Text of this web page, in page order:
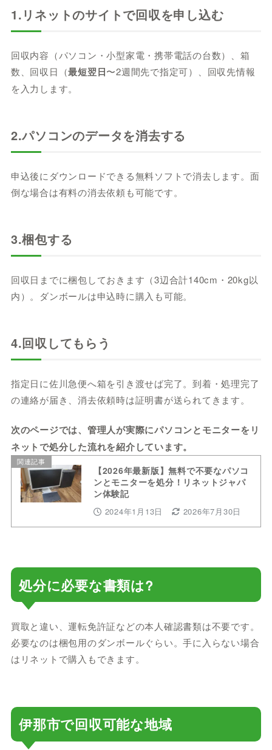
1.リネットのサイトで回収を申し込む
回収内容（パソコン・小型家電・携帯電話の台数）、箱
数、回収日（最短翌日〜2週間先で指定可）、回収先情報
を入力します。
2.パソコンのデータを消去する
申込後にダウンロードできる無料ソフトで消去します。面
倒な場合は有料の消去依頼も可能です。
3.梱包する
回収日までに梱包しておきます（3辺合計140cm・20kg以
内）。ダンボールは申込時に購入も可能。
4.回収してもらう
指定日に佐川急便へ箱を引き渡せば完了。到着・処理完了
の連絡が届き、消去依頼時は証明書が送られてきます。
次のページでは、管理人が実際にパソコンとモニターをリ
ネットで処分した流れを紹介しています。
関連記事
【2026年最新版】無料で不要なパソコ
ンとモニターを処分！リネットジャパ
ン体験記
2024年1月13日 2026年7月30日
処分に必要な書類は?
買取と違い、運転免許証などの本人確認書類は不要です。
必要なのは梱包用のダンボールぐらい。手に入らない場合
はリネットで購入もできます。
伊那市で回収可能な地域